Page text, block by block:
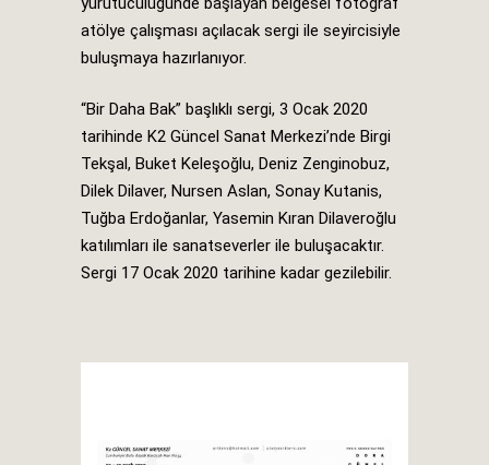
atölye çalışması açılacak sergi ile seyircisiyle
buluşmaya hazırlanıyor.
“Bir Daha Bak” başlıklı sergi, 3 Ocak 2020
tarihinde K2 Güncel Sanat Merkezi’nde Birgi
Tekşal, Buket Keleşoğlu, Deniz Zenginobuz,
Dilek Dilaver, Nursen Aslan, Sonay Kutanis,
Tuğba Erdoğanlar, Yasemin Kıran Dilaveroğlu
katılımları ile sanatseverler ile buluşacaktır.
Sergi 17 Ocak 2020 tarihine kadar gezilebilir.